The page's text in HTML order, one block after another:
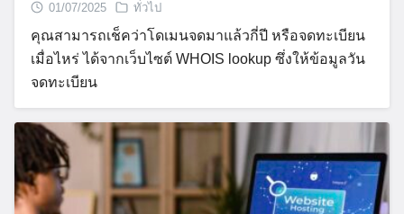
01/07/2025 ทั่วไป
คุณสามารถเช็คว่าโดเมนจดมาแล้วกี่ปี หรือจดทะเบียน
เมื่อไหร่ ได้จากเว็บไซต์ WHOIS lookup ซึ่งให้ข้อมูลวัน
จดทะเบียน